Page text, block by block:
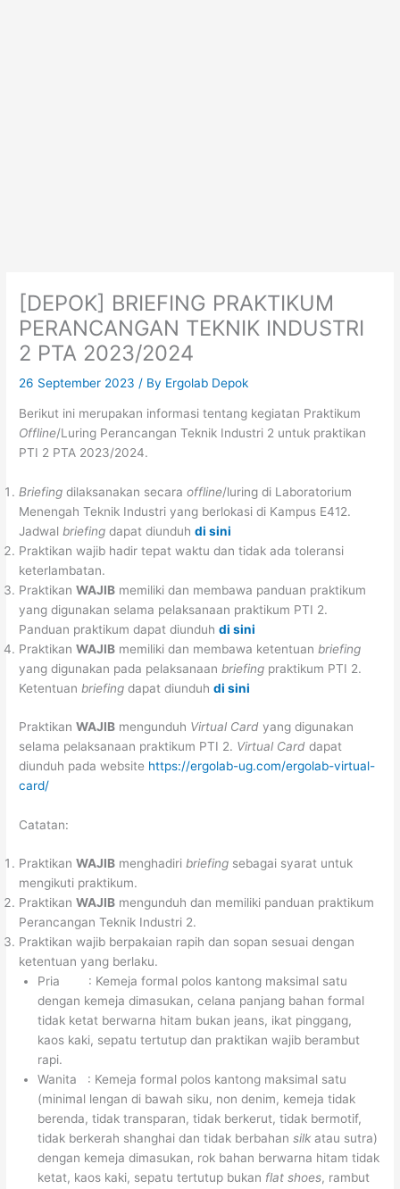
[DEPOK] BRIEFING PRAKTIKUM
PERANCANGAN TEKNIK INDUSTRI
2 PTA 2023/2024
26 September 2023 / By Ergolab Depok
Berikut ini merupakan informasi tentang kegiatan Praktikum
Offline/Luring Perancangan Teknik Industri 2 untuk praktikan
PTI 2 PTA 2023/2024.
Briefing dilaksanakan secaraoffline/luring di Laboratorium
Menengah Teknik Industri yang berlokasi di Kampus E412.
Jadwalbriefing dapat diunduhdi sini
Praktikan wajib hadir tepat waktu dan tidak ada toleransi
keterlambatan.
PraktikanWAJIB memiliki dan membawa panduan praktikum
yang digunakan selama pelaksanaan praktikum PTI 2.
Panduan praktikum dapat diunduhdi sini
PraktikanWAJIB memiliki dan membawa ketentuanbriefing
yang digunakan pada pelaksanaanbriefing praktikum PTI 2.
Ketentuanbriefing dapat diunduhdi sini
PraktikanWAJIB mengunduh Virtual Card yang digunakan
selama pelaksanaan praktikum PTI 2. Virtual Card dapat
diunduh pada website https://ergolab-ug.com/ergolab-virtual-
card/
Catatan:
PraktikanWAJIB menghadiribriefing sebagai syarat untuk
mengikuti praktikum.
PraktikanWAJIB mengunduh dan memiliki panduan praktikum
Perancangan Teknik Industri 2.
Praktikan wajib berpakaian rapih dan sopan sesuai dengan
ketentuan yang berlaku.
Pria : Kemeja formal polos kantong maksimal satu
dengan kemeja dimasukan, celana panjang bahan formal
tidak ketat berwarna hitam bukan jeans, ikat pinggang,
kaos kaki, sepatu tertutup dan praktikan wajib berambut
rapi.
Wanita : Kemeja formal polos kantong maksimal satu
(minimal lengan di bawah siku, non denim, kemeja tidak
berenda, tidak transparan, tidak berkerut, tidak bermotif,
tidak berkerah shanghai dan tidak berbahan silkatau sutra)
dengan kemeja dimasukan, rok bahan berwarna hitam tidak
ketat, kaos kaki, sepatu tertutup bukan flat shoes, rambut